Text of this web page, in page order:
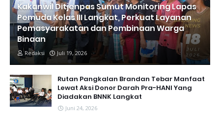
Kakanwil Ditjenpas Sumut Monitoring Lapas
Pemuda Kelas III Langkat, Perkuat Layanan
Pemasyarakatan dan Pembinaan Warga
Binaan
Redaksi Juli 19, 2026
Rutan Pangkalan Brandan Tebar Manfaat
Lewat Aksi Donor Darah Pra-HANI Yang
Diadakan BNNK Langkat
Juni 24, 2026